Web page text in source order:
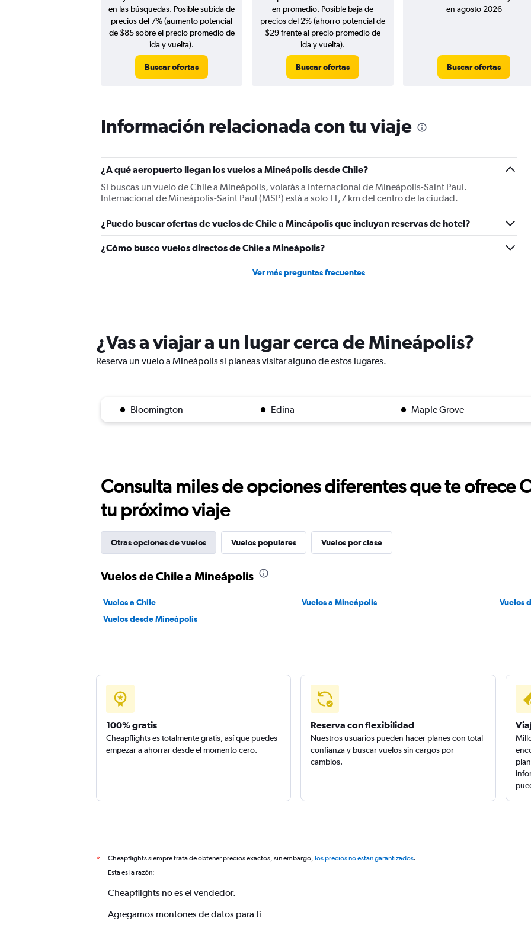
en las búsquedas. Posible subida de
precios del 7% (aumento potencial
de $85 sobre el precio promedio de
ida y vuelta).
Buscar ofertas
en promedio. Posible baja de
precios del 2% (ahorro potencial de
$29 frente al precio promedio de
ida y vuelta).
Buscar ofertas
en agosto 2026
Buscar ofertas
Información relacionada con tu viaje
¿A qué aeropuerto llegan los vuelos a Mineápolis desde Chile?
Si buscas un vuelo de Chile a Mineápolis, volarás a Internacional de Mineápolis-Saint Paul.
Internacional de Mineápolis-Saint Paul (MSP) está a solo 11,7 km del centro de la ciudad.
¿Puedo buscar ofertas de vuelos de Chile a Mineápolis que incluyan reservas de hotel?
¿Cómo busco vuelos directos de Chile a Mineápolis?
Ver más preguntas frecuentes
¿Vas a viajar a un lugar cerca de Mineápolis?
Reserva un vuelo a Mineápolis si planeas visitar alguno de estos lugares.
Bloomington Edina Maple Grove
Consulta miles de opciones diferentes que te ofrece
tu próximo viaje
Otras opciones de vuelos Vuelos populares Vuelos por clase
Vuelos de Chile a Mineápolis
Vuelos a Chile Vuelos a Mineápolis
Vuelos
Vuelos desde Mineápolis
100% gratis
Cheapflights es totalmente gratis, así que puedes
empezar a ahorrar desde el momento cero.
Reserva con flexibilidad
Nuestros usuarios pueden hacer planes con total
confianza y buscar vuelos sin cargos por
cambios.
* Cheapflights siempre trata de obtener precios exactos, sin embargo, los precios no están garantizados.
Esta es la razón:
Cheapflights no es el vendedor.
Agregamos montones de datos para ti